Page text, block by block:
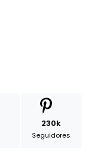
230k
Seguidores